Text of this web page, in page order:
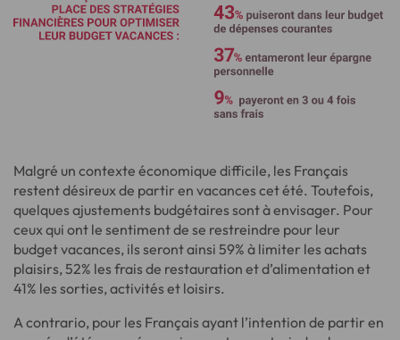
Malgré un contexte économique difficile, les Français
restent désireux de partir en vacances cet été. Toutefois,
quelques ajustements budgétaires sont à envisager. Pour
ceux qui ont le sentiment de se restreindre pour leur
budget vacances, ils seront ainsi 59% à limiter les achats
plaisirs, 52% les frais de restauration et d’alimentation et
41% les sorties, activités et loisirs.
A contrario, pour les Français ayant l’intention de partir en